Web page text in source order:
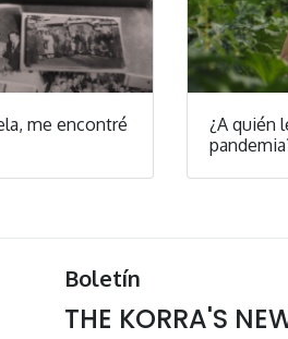
me encontré
¿A quién
Boletín
THE KORRA'S